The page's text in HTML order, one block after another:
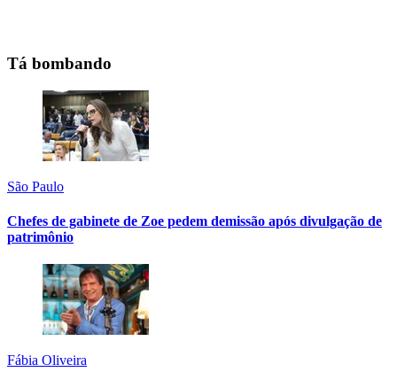
Tá bombando
São Paulo
Chefes de gabinete de Zoe pedem demissão após divulgação de
patrimônio
Fábia Oliveira